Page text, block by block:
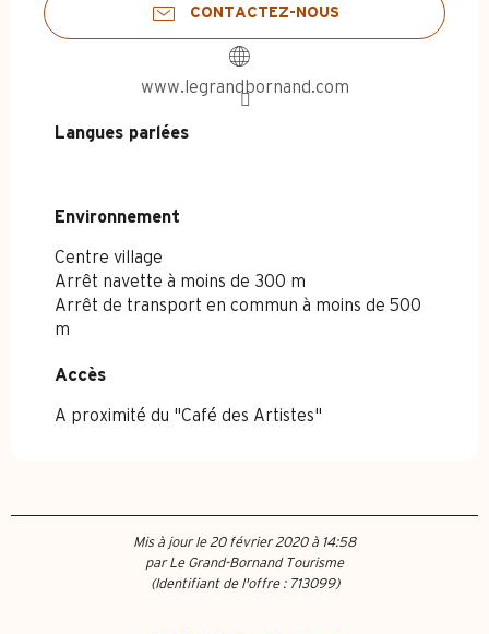
CONTACTEZ-NOUS
www.legrandbornand.com
Langues parlées
Langues parlées
Environnement
Environnement
Centre village
Arrêt navette à moins de 300 m
Arrêt de transport en commun à moins de 500
m
Accès
Accès
A proximité du "Café des Artistes"
Mis à jour le 20 février 2020 à 14:58
par Le Grand-Bornand Tourisme
(Identifiant de l'offre : 713099)